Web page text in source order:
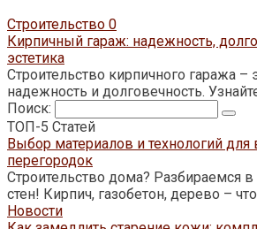
Строительство 0
Кирпичный гараж: надежность,
эстетика
Строительство кирпичного гаража –
надежность и долговечность.
Поиск:
ТОП-5 Статей
Выбор материалов и технологий для
перегородок
Строительство дома? Разбираемся в
стен! Кирпич, газобетон, дерево –
Новости